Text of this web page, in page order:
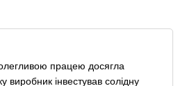
працею досягла
виробник інвестував солідну